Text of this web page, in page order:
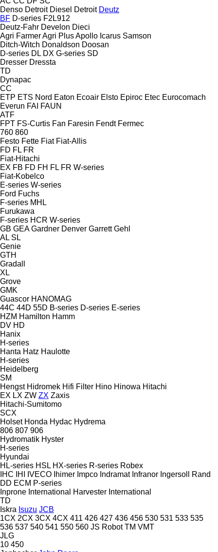
Denso Detroit Diesel Detroit Deutz
BF D-series F2L912
Deutz-Fahr Develon Dieci
Agri FarmerAgri PlusApollo Icarus Samson
Ditch-Witch Donaldson Doosan
D-series DL DX G-series SD
Dresser Dressta
TD
Dynapac
CC
ETP ETS Nord Eaton Ecoair Elsto Epiroc Etec Eurocomach
Everun FAI FAUN
ATF
FPT FS-Curtis Fan Faresin Fendt Fermec
760 860
Festo Fette Fiat Fiat-Allis
FD FL FR
Fiat-Hitachi
EX FB FD FH FL FR W-series
Fiat-Kobelco
E-series W-series
Ford Fuchs
F-series MHL
Furukawa
F-series HCR W-series
GB GEA Gardner Denver Garrett Gehl
AL SL
Genie
GTH
Gradall
XL
Grove
GMK
Guascor HANOMAG
44C 44D 55D B-series D-series E-series
HZM Hamilton Hamm
DV HD
Hanix
H-series
Hanta Hatz Haulotte
H-series
Heidelberg
SM
Hengst Hidromek Hifi Filter Hino Hinowa Hitachi
EX LX ZW ZX Zaxis
Hitachi-Sumitomo
SCX
Holset Honda Hydac Hydrema
806 807 906
Hydromatik Hyster
H-series
Hyundai
HL-series HSL HX-series R-series Robex
IHC
IHI IVECO Ihimer Impco Indramat Infranor Ingersoll Rand
DD ECM P-series
Inprone International Harvester International
TD
Iskra Isuzu JCB
1CX 2CX 3CX 4CX 411 426 427 436 456 530 531 533 535
536 537 540 541 550 560 JS Robot TM VMT
JLG
10 450